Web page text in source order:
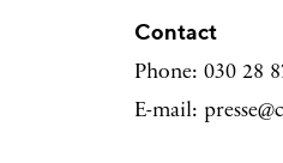
Contact
Phone: 030 28
E-mail: